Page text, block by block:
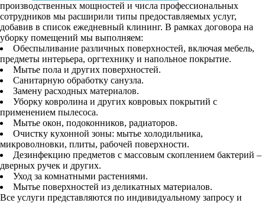
производственных мощностей и числа профессиональных
сотрудников мы расширили типы предоставляемых услуг,
добавив в список ежедневный клининг. В рамках договора на
уборку помещений мы выполняем:
Обеспыливание различных поверхностей, включая мебель,
предметы интерьера, оргтехнику и напольное покрытие.
Мытье пола и других поверхностей.
Санитарную обработку санузла.
Замену расходных материалов.
Уборку ковролина и других ковровых покрытий с
применением пылесоса.
Мытье окон, подоконников, радиаторов.
Очистку кухонной зоны: мытье холодильника,
микроволновки, плиты, рабочей поверхности.
Дезинфекцию предметов с массовым скоплением бактерий –
дверных ручек и других.
Уход за комнатными растениями.
Мытье поверхностей из деликатных материалов.
Все услуги представляются по индивидуальному запросу и